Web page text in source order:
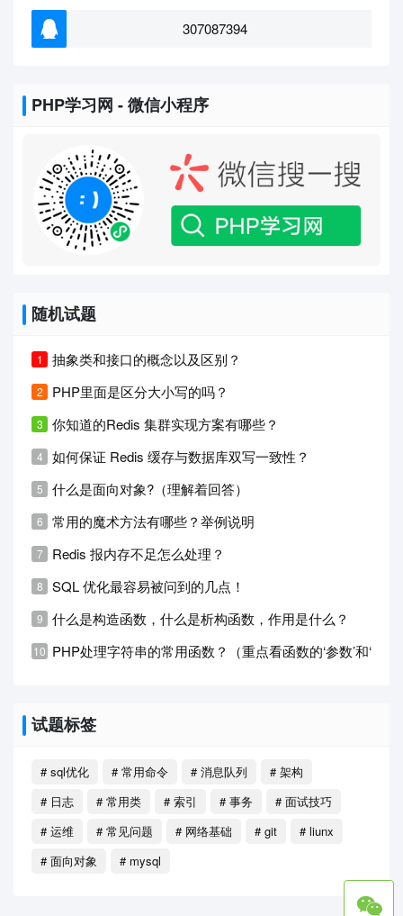
307087394
PHP学习网 - 微信小程序
随机试题
抽象类和接口的概念以及区别？
PHP里面是区分大小写的吗？
你知道的Redis 集群实现方案有哪些？
如何保证 Redis 缓存与数据库双写一致性？
什么是面向对象?（理解着回答）
常用的魔术方法有哪些？举例说明
Redis 报内存不足怎么处理？
SQL 优化最容易被问到的几点！
什么是构造函数，什么是析构函数，作用是什么？
PHP处理字符串的常用函数？（重点看函数的‘参数’和‘返回
试题标签
# sql优化 # 常用命令 # 消息队列
# 架构
# 日志
# 常用类 # 索引 # 事务
# 面试技巧
# 运维
# 常见问题 # 网络基础 # git
# liunx
# 面向对象
# mysql